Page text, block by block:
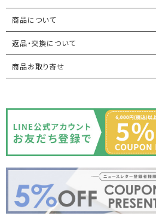
商品について
返品・交換について
商品お取り寄せ